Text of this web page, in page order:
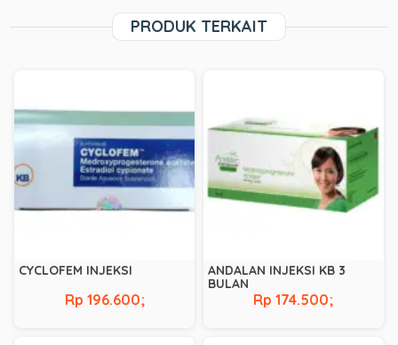
PRODUK TERKAIT
CYCLOFEM INJEKSI
Rp 196.600;
ANDALAN INJEKSI KB 3
BULAN
Rp 174.500;